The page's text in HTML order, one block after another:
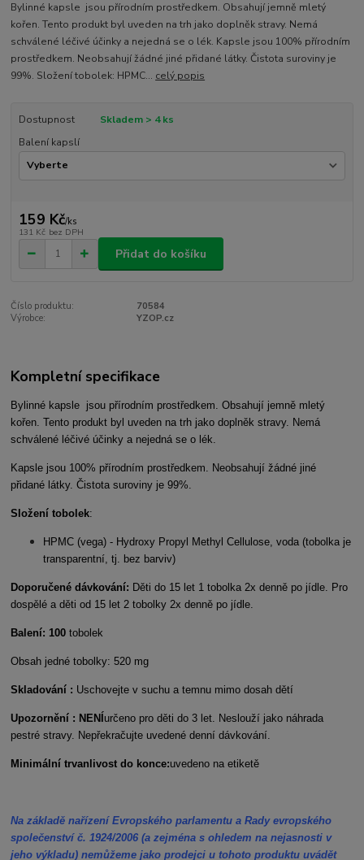
Bylinné kapsle jsou přírodním prostředkem. Obsahují jemně mletý
kořen. Tento produkt byl uveden na trh jako doplněk stravy. Nemá
schválené léčivé účinky a nejedná se o lék. Kapsle jsou 100% přírodním
prostředkem. Neobsahují žádné jiné přidané látky. Čistota suroviny je
99%. Složení tobolek: HPMC... celý popis
Dostupnost
Skladem > 4 ks
Balení kapslí
159 Kč/ks
131 Kč bez DPH
Přidat do košíku
Číslo produktu:
70584
Výrobce:
YZOP.cz
Kompletní specifikace
Bylinné kapsle jsou přírodním prostředkem. Obsahují jemně mletý
kořen. Tento produkt byl uveden na trh jako doplněk stravy. Nemá
schválené léčivé účinky a nejedná se o lék.
Kapsle jsou 100% přírodním prostředkem. Neobsahují žádné jiné
přidané látky. Čistota suroviny je 99%.
Složení tobolek:
HPMC (vega) - Hydroxy Propyl Methyl Cellulose, voda (tobolka je
transparentní, tj. bez barviv)
Doporučené dávkování: Děti do 15 let 1 tobolka 2x denně po jídle. Pro
dospělé a děti od 15 let 2 tobolky 2x denně po jídle.
Balení: 100tobolek
Obsah jedné tobolky: 520 mg
Skladování : Uschovejte v suchu a temnu mimo dosah dětí
Upozornění : NENÍurčeno pro děti do 3 let. Neslouží jako náhrada
pestré stravy. Nepřekračujte uvedené denní dávkování.
Minimální trvanlivost do konce:uvedeno na etiketě
Na základě nařízení Evropského parlamentu a Rady evropského
společenství č. 1924/2006 (a zejména s ohledem na nejasnosti v
jeho výkladu) nemůžeme jako prodejci u tohoto produktu uvádět